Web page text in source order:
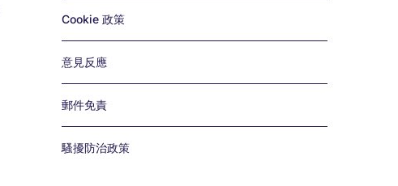
Cookie 政策
意見反應
郵件免責
騷擾防治政策